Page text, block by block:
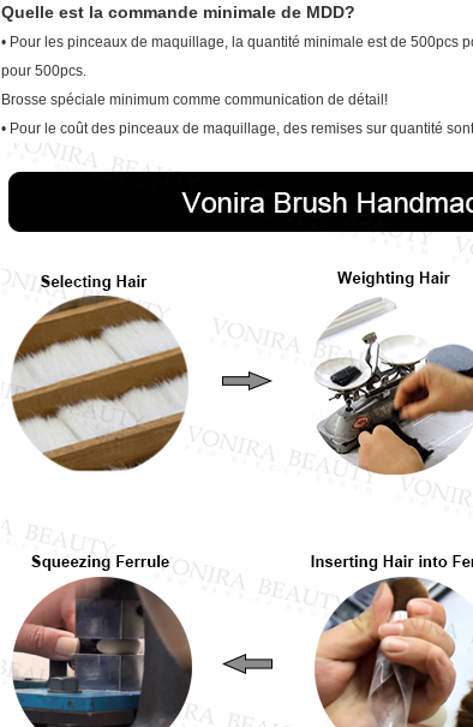
Quelle est la commande minimale de MDD?
• Pour les pinceaux de maquillage, la quantité minimale est de 500pcs
pour 500pcs.
Brosse spéciale minimum comme communication de détail!
• Pour le coût des pinceaux de maquillage, des remises sur quantité